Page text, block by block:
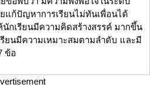
แก้ปัญหาการเรียนไม่ทันเพื่อนได้
กเรียนมีความคิดสร้างสรรค์ มากขึ้น
ยนมีความเหมาะสมตามลำดับ และมี
ข้อ